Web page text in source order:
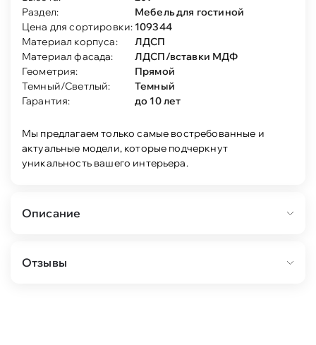
Раздел:
Мебель для гостиной
Цена для сортировки: 109344
Материал корпуса:
ЛДСП
Материал фасада:
ЛДСП/вставки МДФ
Геометрия:
Прямой
Темный/Светлый:
Темный
Гарантия:
до 10 лет
Мы предлагаем только самые востребованные и
актуальные модели, которые подчеркнут
уникальность вашего интерьера.
Описание
стеллаж Адажио 2-ящ (кашемир серый) 1шт.
Отзывы